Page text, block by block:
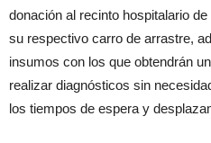
donación al recinto hospitalario
su respectivo carro de arrastre,
insumos con los que obtendrán
realizar diagnósticos sin
los tiempos de espera y